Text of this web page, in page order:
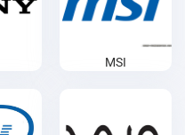
MSI